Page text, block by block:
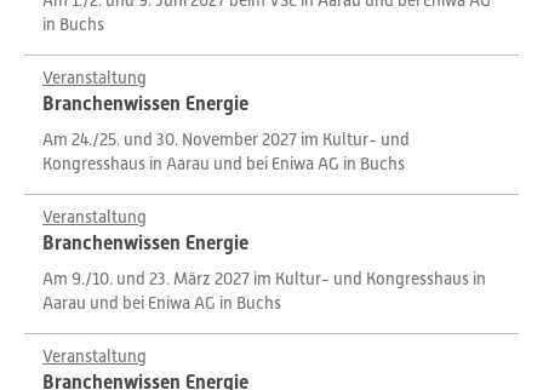
in Buchs
Veranstaltung
Branchenwissen Energie
Am 24./25. und 30. November 2027 im Kultur- und
Kongresshaus in Aarau und bei Eniwa AG in Buchs
Veranstaltung
Branchenwissen Energie
Am 9./10. und 23. März 2027 im Kultur- und Kongresshaus in
Aarau und bei Eniwa AG in Buchs
Veranstaltung
Branchenwissen Energie